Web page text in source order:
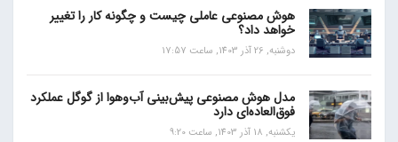
هوش مصنوعی عاملی چیست و چگونه کار را تغییر
خواهد داد؟
دوشنبه, 26 آذر 1403, ساعت 17:57
مدل هوش مصنوعی پیش‌بینی آب‌و‌هوا از گوگل عملکرد
فوق‌العاده‌ای دارد
یکشنبه, 18 آذر 1403, ساعت 9:20